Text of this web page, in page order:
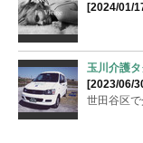
[2024/01/
玉川介護
[2023/06/
世田谷区